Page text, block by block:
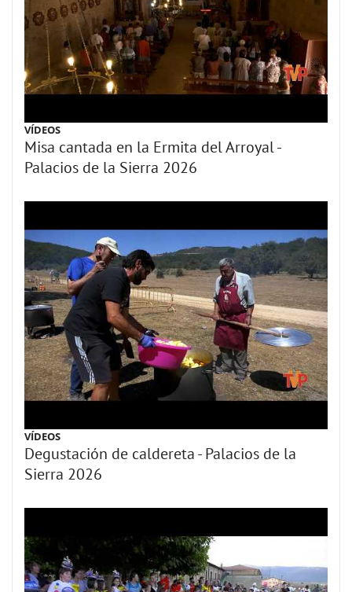
VÍDEOS
Misa cantada en la Ermita del Arroyal -
Palacios de la Sierra 2026
VÍDEOS
Degustación de caldereta - Palacios de la
Sierra 2026